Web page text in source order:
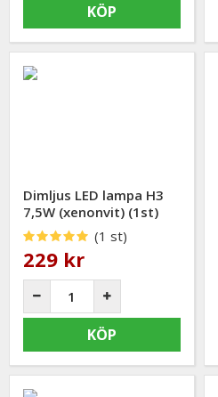
KÖP
Dimljus LED lampa H3
7,5W (xenonvit) (1st)
(1 st)
229 kr
KÖP